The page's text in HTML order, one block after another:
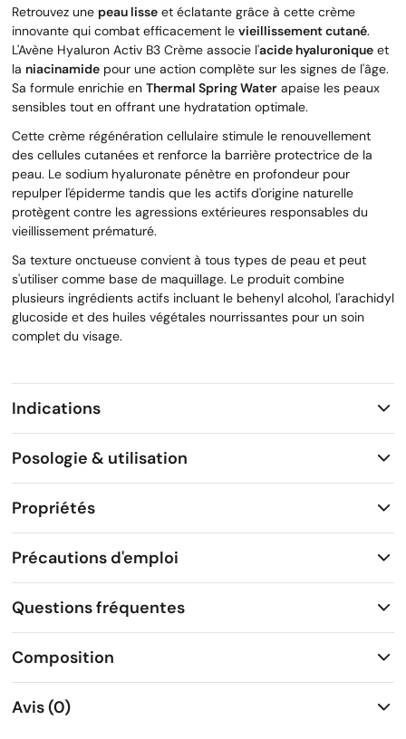
Retrouvez une peau lisse et éclatante grâce à cette crème
innovante qui combat efficacement le vieillissement cutané.
L'Avène Hyaluron Activ B3 Crème associe l'acide hyaluronique et
la niacinamide pour une action complète sur les signes de l'âge.
Sa formule enrichie en Thermal Spring Water apaise les peaux
sensibles tout en offrant une hydratation optimale.
Cette crème régénération cellulaire stimule le renouvellement
des cellules cutanées et renforce la barrière protectrice de la
peau. Le sodium hyaluronate pénètre en profondeur pour
repulper l'épiderme tandis que les actifs d'origine naturelle
protègent contre les agressions extérieures responsables du
vieillissement prématuré.
Sa texture onctueuse convient à tous types de peau et peut
s'utiliser comme base de maquillage. Le produit combine
plusieurs ingrédients actifs incluant le behenyl alcohol, l'arachidyl
glucoside et des huiles végétales nourrissantes pour un soin
complet du visage.
Indications
Posologie & utilisation
Propriétés
Précautions d'emploi
Questions fréquentes
Composition
Avis (0)